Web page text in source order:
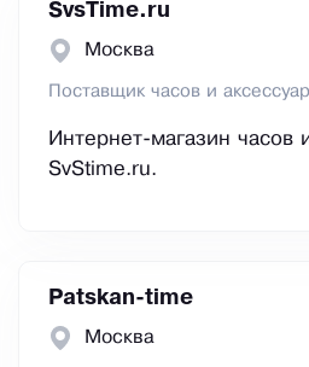
SvsTime.ru
Москва
Поставщик часов и
Интернет-магазин часов
SvStime.ru.
Patskan-time
Москва